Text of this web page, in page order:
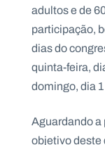
adultos e de
participação,
dias do
quinta-feira,
domingo, dia
Aguardando
objetivo deste